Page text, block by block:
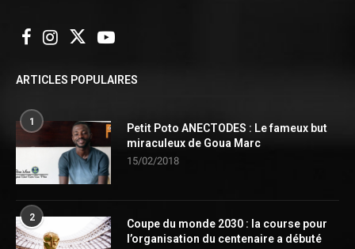
ARTICLES POPULAIRES
1
Petit Poto ANECTODES : Le fameux but
miraculeux de Goua Marc
15/02/2018
2
Coupe du monde 2030 : la course pour
l’organisation du centenaire a débuté